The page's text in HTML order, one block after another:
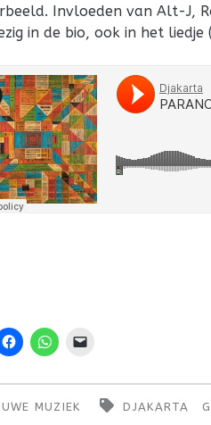
Invloeden van Alt-J,
in de bio, ook in het
MUZIEK DJAKARTA